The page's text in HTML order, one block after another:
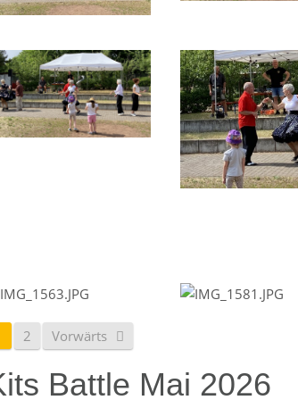
2 Vorwärts
Battle Mai 2026